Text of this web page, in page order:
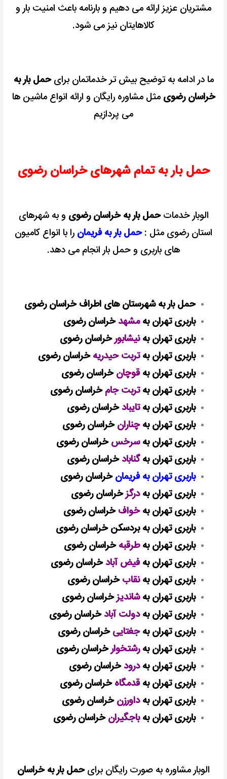
مشتریان عزیز ارائه می دهیم و بارنامه باعث امنیت بار و
کالاهایتان نیز می شود.
ما در ادامه به توضیح بیش تر خدماتمان برایحمل بار به
خراسان رضوی مثل مشاوره رایگان و ارائه انواع ماشین ها
می پردازیم
حمل بار به تمام شهرهای خراسان رضوی
الوبار خدماتحمل بار به خراسان رضوی و به شهرهای
استان رضوی مثل : حمل بار به فریمان را با انواع کامیون
های باربری و حمل بار انجام می دهد.
حمل بار به شهرستان های اطراف خراسان رضوی
باربری تهران بهمشهدخراسان رضوی
باربری تهران بهنیشابورخراسان رضوی
باربری تهران بهتربت حیدریهخراسان رضوی
باربری تهران بهقوچانخراسان رضوی
باربری تهران بهتربت جامخراسان رضوی
باربری تهران بهتایبادخراسان رضوی
باربری تهران بهچنارانخراسان رضوی
باربری تهران بهسرخسخراسان رضوی
باربری تهران بهگنابادخراسان رضوی
باربری تهران به فریمانخراسان رضوی
باربری تهران بهدرگزخراسان رضوی
باربری تهران بهخوافخراسان رضوی
باربری تهران به بردسکن خراسان رضوی
باربری تهران بهطرقبهخراسان رضوی
باربری تهران بهفیض آبادخراسان رضوی
باربری تهران بهنقابخراسان رضوی
باربری تهران بهشاندیزخراسان رضوی
باربری تهران بهدولت آبادخراسان رضوی
باربری تهران بهجغتاییخراسان رضوی
باربری تهران بهرشتخوارخراسان رضوی
باربری تهران بهدرودخراسان رضوی
باربری تهران بهقدمگاهخراسان رضوی
باربری تهران بهداورزنخراسان رضوی
باربری تهران بهباجگیرانخراسان رضوی
الوبار مشاوره به صورت رایگان برایحمل بار به خراسان